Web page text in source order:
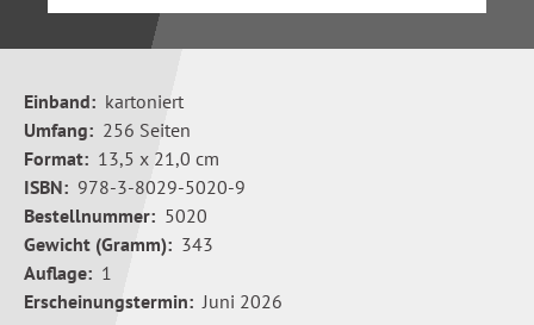
Einband: kartoniert
Umfang: 256 Seiten
Format: 13,5 x 21,0 cm
ISBN: 978-3-8029-5020-9
Bestellnummer: 5020
Gewicht (Gramm): 343
Auflage: 1
Erscheinungstermin: Juni 2026